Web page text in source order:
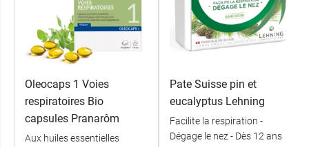
Oleocaps 1 Voies
respiratoires Bio
capsules Pranarôm
Aux huiles essentielles
Pate Suisse pin et
eucalyptus Lehning
Facilite la respiration -
Dégage le nez - Dès 12 ans